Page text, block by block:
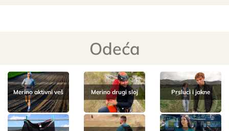
Odeća
Merino aktivni veš Merino drugi sloj Prsluci i jakne